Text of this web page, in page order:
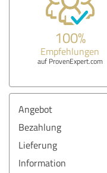
100%
Empfehlungen
auf ProvenExpert.com
Angebot
Bezahlung
Lieferung
Information